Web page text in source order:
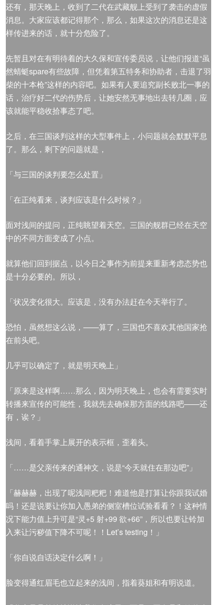
还有，那天晚上，收到了二代在武藏舰上受到了袭击的虚假
消息。大家应该都记得那个，那么，如果这次的消息还是这
样传进来的话，就十分危险了。
先暂且对在有明待着的大久保和宣传委员说，让他们报道“虽
然蜻蜓spare有些故障，但凭着第五特务和协助者，击退了羽
柴的十本枪”这样的内容吧。如果有人要追究副长败北一事的
话，治疗好二代的伤势后，让她安然无事地出去转几圈，应
该就能平稳收拾事态了吧。
之后，在三国谈判这样的大型事件上，小问题就会默默平息
了。那么，剩下的问题就是，
「与三国的谈判要怎么处置」
「在正纯看来，谈判应该是什么时候？」
面对浅间的提问，正纯眺望着天空。三国的舰群已经在天空
中的不同方面变成了小点。
就算他们回到据点，以今日之事作为前提来重新考虑态势也
是十分必要的。所以，
「状况变化很大。应该是，没有办法赶在今天举行了。
恐怕，虽然想这么说，——算了，三国也不喜欢其他国家抢
在前头吧。
几乎可以确定了，就是明天晚上」
「原来是这样啊……那么，因为明天晚上，也会有需要实时
转播来宣传的可能性，我就先去确保那方面的线路吧——还
有，诶？」
浅间，看着手掌上展开的表示框，歪着头。
「……是父亲传来的通神文，说是“今天就住在那边吧”」
「赫赫赫，出现了呢浅间粑粑！难道他是打算让你跟我试婚
吗！还是说要让你加入愚弟的侧室槽位试验看看？！这种情
况下能力值上升可是“灵+5 射+99 欲+66”，所以也要让铃加
入来让污秽值下降不可呢！！Let’s testing！」
「你自说自话决定什么啊！」
脸变得通红眉毛也立起来的浅间，指着葵姐和有明说道。